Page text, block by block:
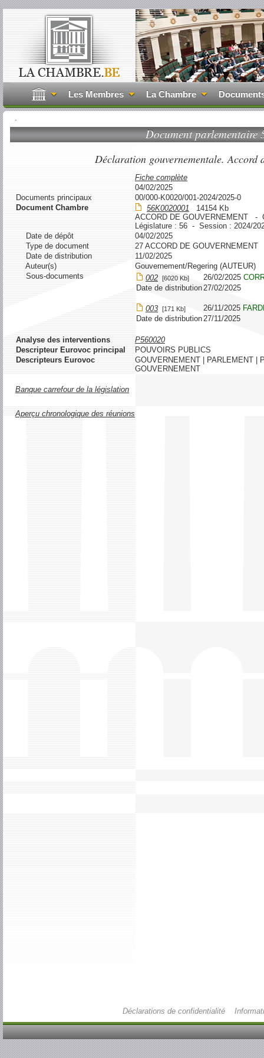
Les Membres La Chambre
.
Document parlementaire
Déclaration gouvernementale. Accord
Fiche complète
04/02/2025
Documents principaux
00/000-K0020/001-2024/2025-0
Document Chambre
56K0020001 14154 Kb
ACCORD DE GOUVERNEMENT -
Législature : 56 - Session : 2024/
Date de dépôt
04/02/2025
Type de document
27 ACCORD DE GOUVERNEMENT
Date de distribution
11/02/2025
Auteur(s)
Gouvernement/Regering (AUTEUR)
Sous-documents
002 [6020 Kb] 26/02/2025
Date de distribution27/02/2025
003 [171 Kb] 26/11/2025
Date de distribution27/11/2025
Analyse des interventions
P560020
Descripteur Eurovoc principal
POUVOIRS PUBLICS
Descripteurs Eurovoc
GOUVERNEMENT | PARLEMENT |
GOUVERNEMENT
Banque carrefour de la législation
Aperçu chronologique des réunions
Déclarations de confidentialité